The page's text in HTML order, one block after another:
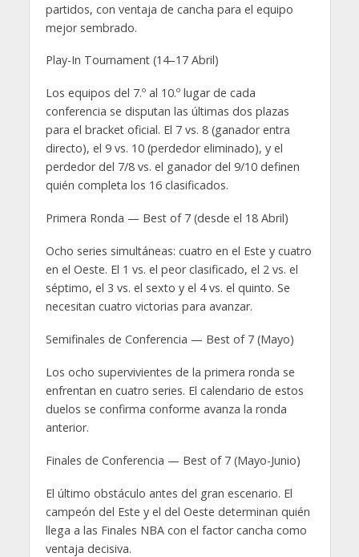
partidos, con ventaja de cancha para el equipo
mejor sembrado.
Play-In Tournament (14–17 Abril)
Los equipos del 7.º al 10.º lugar de cada
conferencia se disputan las últimas dos plazas
para el bracket oficial. El 7 vs. 8 (ganador entra
directo), el 9 vs. 10 (perdedor eliminado), y el
perdedor del 7/8 vs. el ganador del 9/10 definen
quién completa los 16 clasificados.
Primera Ronda — Best of 7 (desde el 18 Abril)
Ocho series simultáneas: cuatro en el Este y cuatro
en el Oeste. El 1 vs. el peor clasificado, el 2 vs. el
séptimo, el 3 vs. el sexto y el 4 vs. el quinto. Se
necesitan cuatro victorias para avanzar.
Semifinales de Conferencia — Best of 7 (Mayo)
Los ocho supervivientes de la primera ronda se
enfrentan en cuatro series. El calendario de estos
duelos se confirma conforme avanza la ronda
anterior.
Finales de Conferencia — Best of 7 (Mayo-Junio)
El último obstáculo antes del gran escenario. El
campeón del Este y el del Oeste determinan quién
llega a las Finales NBA con el factor cancha como
ventaja decisiva.